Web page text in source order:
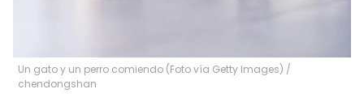
Un gato y un perro comiendo (Foto vía Getty Images) /
chendongshan